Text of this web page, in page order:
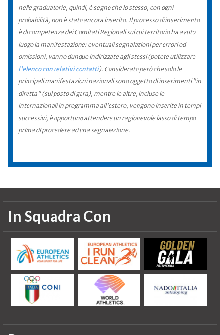
nelle graduatorie, quindi, è segno che lo stesso, con ogni
probabilità, non è stato ancora inserito. Il processo di inserimento
è di competenza dei Comitati Regionali sul cui territorio ha avuto
luogo la manifestazione: eventuali segnalazioni per errori od
omissioni, vanno dunque indirizzate agli stessi (potete utilizzare
l'elenco con relativi contatti). Considerato però che solo le
principali manifestazioni nazionali sono oggetto di inserimenti "in
diretta" (sul posto di gara), mentre le altre, incluse le
internazionali in programma all'estero, vengono inserite in tempi
successivi, è opportuno attendere un ragionevole lasso di tempo
prima di procedere ad una segnalazione.
In Squadra Con